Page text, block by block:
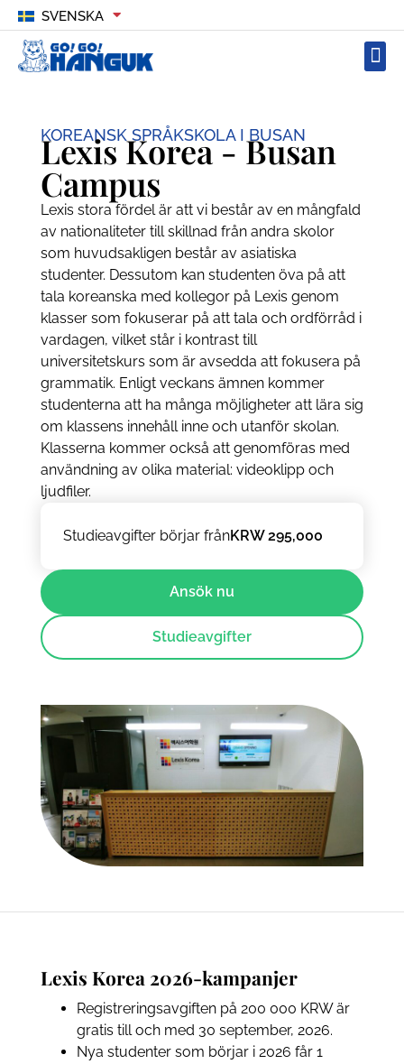
SVENSKA
KOREANSK SPRÅKSKOLA I BUSAN
Lexis Korea - Busan
Campus
Lexis stora fördel är att vi består av en mångfald
av nationaliteter till skillnad från andra skolor
som huvudsakligen består av asiatiska
studenter. Dessutom kan studenten öva på att
tala koreanska med kollegor på Lexis genom
klasser som fokuserar på att tala och ordförråd i
vardagen, vilket står i kontrast till
universitetskurs som är avsedda att fokusera på
grammatik. Enligt veckans ämnen kommer
studenterna att ha många möjligheter att lära sig
om klassens innehåll inne och utanför skolan.
Klasserna kommer också att genomföras med
användning av olika material: videoklipp och
ljudfiler.
Studieavgifter börjar frånKRW 295,000
Ansök nu
Studieavgifter
Lexis Korea 2026-kampanjer
Registreringsavgiften på 200 000 KRW är
gratis till och med 30 september, 2026.
Nya studenter som börjar i 2026 får 1